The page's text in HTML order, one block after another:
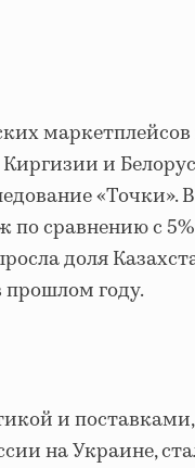
маркетплейсов
и
«Точки».
по сравнению с
доля
прошлом году.
и
на Украине,